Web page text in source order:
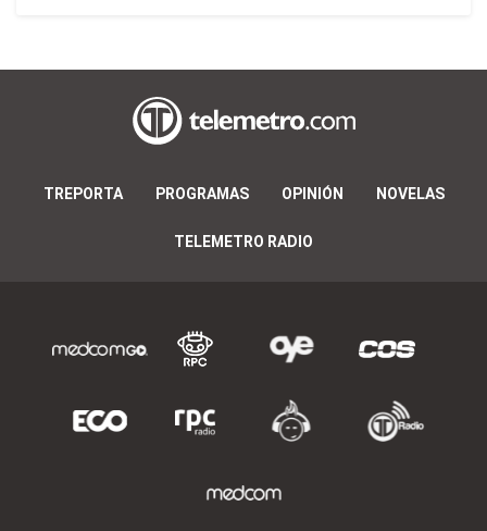
TREPORTA PROGRAMAS OPINIÓN NOVELAS
TELEMETRO RADIO